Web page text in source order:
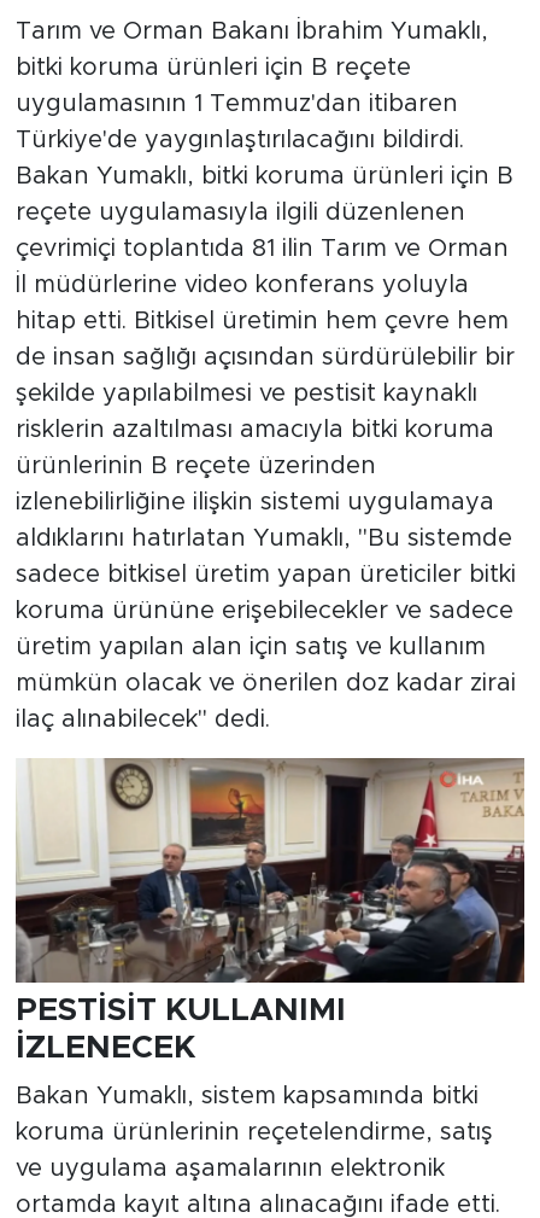
Tarım ve Orman Bakanı İbrahim Yumaklı,
bitki koruma ürünleri için B reçete
uygulamasının 1 Temmuz'dan itibaren
Türkiye'de yaygınlaştırılacağını bildirdi.
Bakan Yumaklı, bitki koruma ürünleri için B
reçete uygulamasıyla ilgili düzenlenen
çevrimiçi toplantıda 81 ilin Tarım ve Orman
İl müdürlerine video konferans yoluyla
hitap etti. Bitkisel üretimin hem çevre hem
de insan sağlığı açısından sürdürülebilir bir
şekilde yapılabilmesi ve pestisit kaynaklı
risklerin azaltılması amacıyla bitki koruma
ürünlerinin B reçete üzerinden
izlenebilirliğine ilişkin sistemi uygulamaya
aldıklarını hatırlatan Yumaklı, "Bu sistemde
sadece bitkisel üretim yapan üreticiler bitki
koruma ürününe erişebilecekler ve sadece
üretim yapılan alan için satış ve kullanım
mümkün olacak ve önerilen doz kadar zirai
ilaç alınabilecek" dedi.
PESTİSİT KULLANIMI
İZLENECEK
Bakan Yumaklı, sistem kapsamında bitki
koruma ürünlerinin reçetelendirme, satış
ve uygulama aşamalarının elektronik
ortamda kayıt altına alınacağını ifade etti.